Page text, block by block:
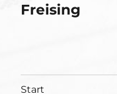
Freising
Start